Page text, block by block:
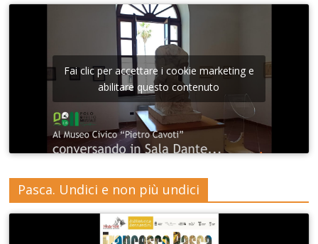
Fai clic per accettare i cookie marketing e
abilitare questo contenuto
Pasca. Undici e non più undici